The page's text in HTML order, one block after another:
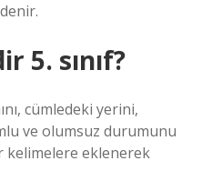
5. sınıf?
cümledeki yerini,
ve olumsuz durumunu
kelimelere eklenerek